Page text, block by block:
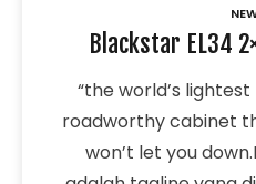
Blackstar EL34
“the world’s
roadworthy cabinet
won’t let you